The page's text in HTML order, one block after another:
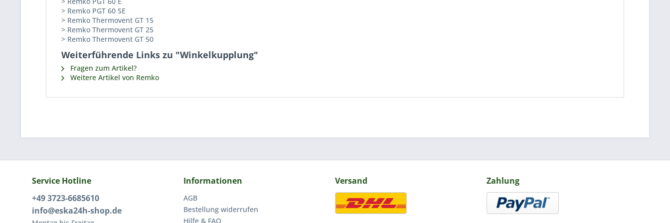
> Remko PGT 60 SE
> Remko Thermovent GT 15
> Remko Thermovent GT 25
> Remko Thermovent GT 50
Weiterführende Links zu "Winkelkupplung"
Fragen zum Artikel?
Weitere Artikel von Remko
Service Hotline
+49 3723-6685610
info@eska24h-shop.de
Informationen
AGB
Bestellung widerrufen
Hilfe & FAQ
Versand Zahlung